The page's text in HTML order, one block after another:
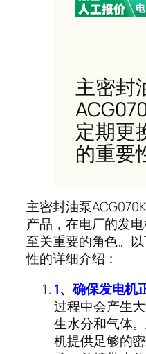
主密封
定期更
的重要
主密封油泵
产品，在电厂的发
至关重要的角色。
性的详细介绍：
1、确保发电机
过程中会产生
生水分和气体
机提供足够的